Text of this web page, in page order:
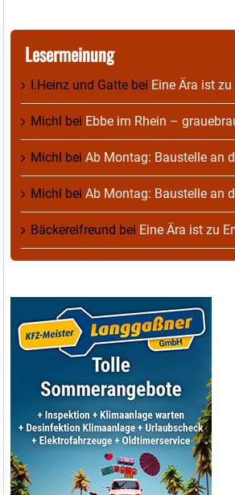
Lesermeinung
I.Heinz und Gatte bei Eine Ära ist
Michl bei Ebbe im Rhein –
Michl bei Ab Montag: Baustelle an
Michl bei Ab Montag: Baustelle an
Bäckereifreund bei Eine Ära ist zu